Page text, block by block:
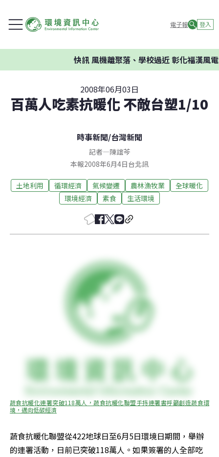
電子報 登入
快訊風機離聚落、學校過近 彰化福漢風電
2008年06月03日
百萬人吃素抗暖化 不敵台塑1/10
時事新聞/台灣新聞
記者—陳誼芩
本報2008年6月4日台北訊
土地利用 循環經濟 氣候變遷 農林漁牧業
全球暖化
環境經濟
素食 生活環境
蔬食抗暖化連署突破118萬人，蔬食抗暖化聯盟手持連署書呼籲創造蔬食環
境，邁向低碳經濟
蔬食抗暖化聯盟從422地球日至6月5日環境日期間，舉辦
的連署活動，日前已突破118萬人。如果簽署的人全部吃